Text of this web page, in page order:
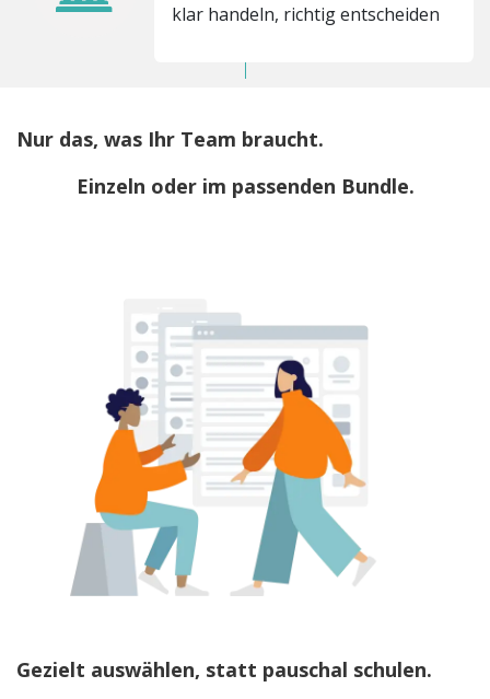
klar handeln, richtig entscheiden
Nur das, was Ihr Team braucht.
Einzeln oder im passenden Bundle.
Gezielt auswählen, statt pauschal schulen.